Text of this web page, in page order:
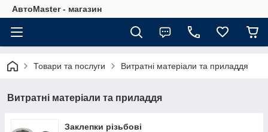
АвтоMaster - магазин
Товари та послуги Витратні матеріали та приладдя
Витратні матеріали та приладдя
Заклепки різьбові